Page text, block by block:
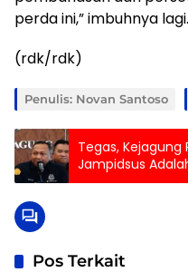
perda ini,” imbuhnya lagi.
(rdk/rdk)
Penulis: Novan Santoso
Tegas, Kejagung
Jampidsus
Pos Terkait